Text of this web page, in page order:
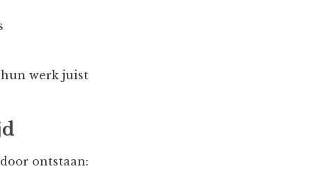
hun werk juist
ontstaan: